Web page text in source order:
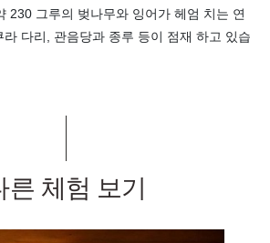
230 그루의 벚나무와 잉어가 헤엄 치는 연
다리, 관음당과 종루 등이 점재 하고 있습
른 체험 보기